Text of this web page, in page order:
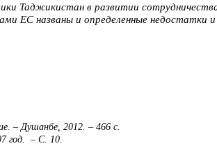
Таджикистан в развитии
ЕС названы и определенные недостатки
– Душанбе, 2012. – 466 с.
год. – С. 10.